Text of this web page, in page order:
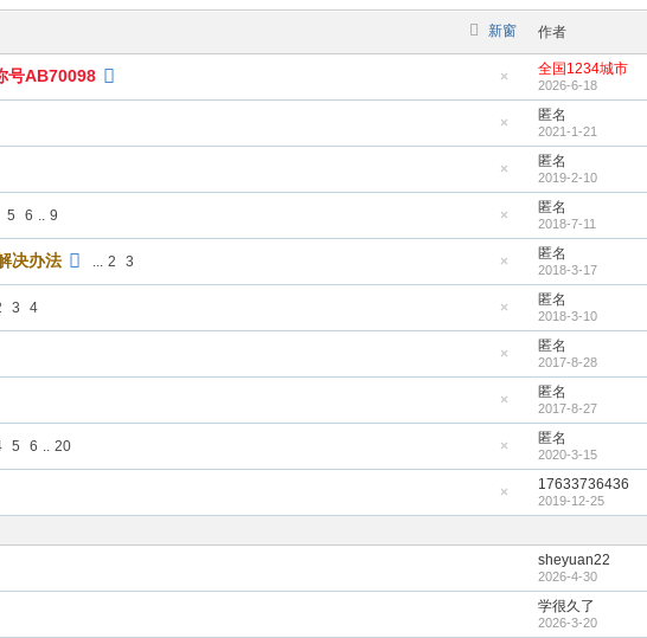
新窗 作者
藏
置
帖
号AB70098 全国1234城市
2026-6-18
藏
置
帖
匿名
2021-1-21
藏
置
帖
匿名
2019-2-10
藏
置
帖
5 6 .. 9 匿名
2018-7-11
藏
置
帖
决办法 ... 2 3 匿名
2018-3-17
藏
置
帖
3 4 匿名
2018-3-10
藏
置
帖
匿名
2017-8-28
藏
置
帖
匿名
2017-8-27
藏
置
帖
5 6 .. 20 匿名
2020-3-15
藏
顶
17633736436
2019-12-25
sheyuan22
2026-4-30
学很久了
2026-3-20